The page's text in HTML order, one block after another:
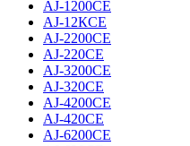
AJ-1200CE
AJ-12КCE
AJ-2200CE
AJ-220CE
AJ-3200CE
AJ-320CE
AJ-4200CE
AJ-420CE
AJ-6200CE